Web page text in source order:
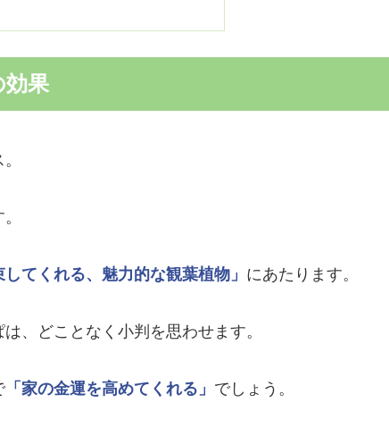
効果
してくれる、魅力的な観葉植物」 にあたります。
、どことなく小判を思わせます。
「家の金運を高めてくれる」 でしょう。